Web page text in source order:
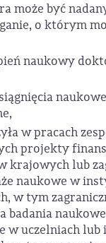
może być
o którym
naukowy
w pracach
projekty
krajowych lub
naukowe w
w tym
badania
w uczelniach lub